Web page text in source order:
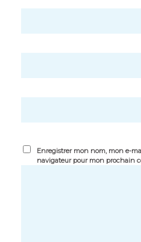
Enregistrer mon nom, mon e-
navigateur pour mon prochain